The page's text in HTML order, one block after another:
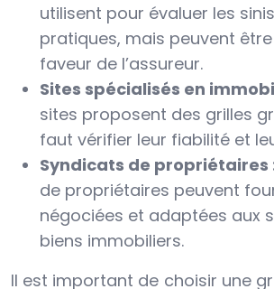
utilisent pour évaluer les
pratiques, mais peuvent
faveur de l’assureur.
Sites spécialisés en
sites proposent des grilles
faut vérifier leur fiabilité et
Syndicats de propriétaires
de propriétaires peuvent
négociées et adaptées aux
biens immobiliers.
Il est important de choisir une